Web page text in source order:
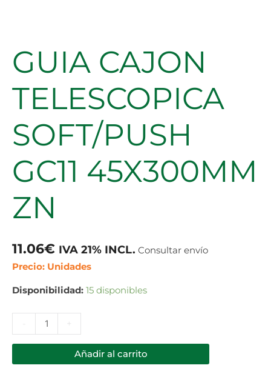
GUIA CAJON
TELESCOPICA
SOFT/PUSH
GC11 45X300MM
ZN
11.06€ IVA 21% INCL. Consultar envío
Precio: Unidades
Disponibilidad: 15 disponibles
+
Añadir al carrito